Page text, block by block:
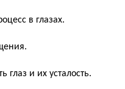
в глазах.
глаз и их усталость.